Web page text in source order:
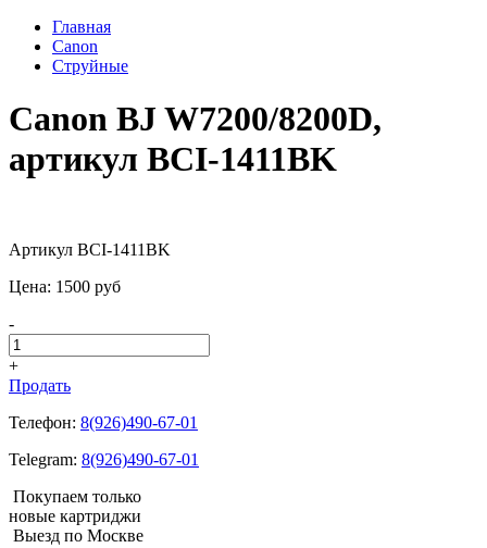
Главная
Canon
Струйные
Canon BJ W7200/8200D,
артикул BCI-1411BK
Артикул BCI-1411BK
Цена: 1500 pуб
-
+
Продать
Телефон: 8(926)490-67-01
Telegram: 8(926)490-67-01
Покупаем только
новые картриджи
Выезд по Москве